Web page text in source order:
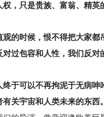
权，只是贵族、富翁、精英
的时候，恨不得把大家
过包容和人性，我们反对
终于可以不再拘泥于无病
关宇宙和人类未来的东西。